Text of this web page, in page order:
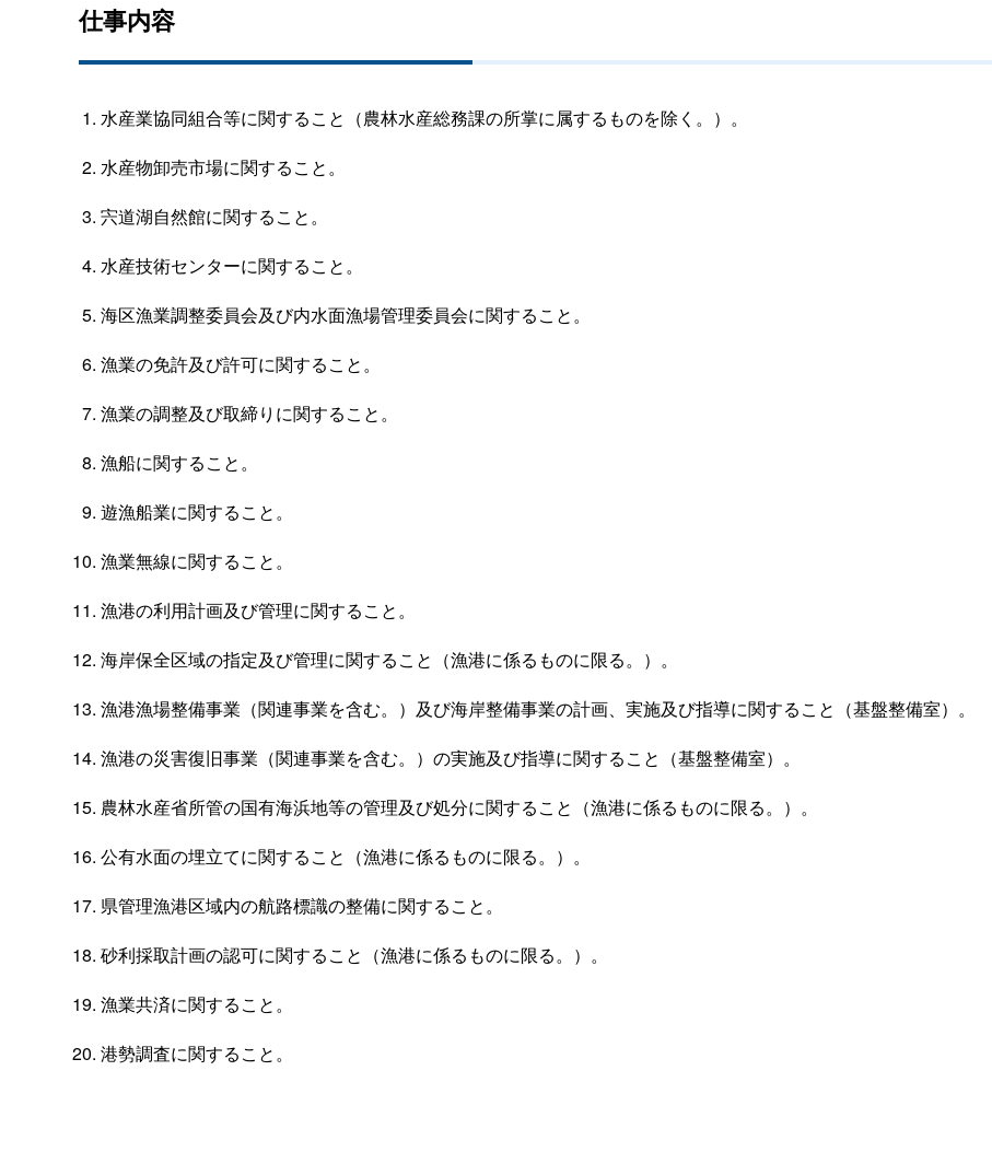
仕事内容
水産業協同組合等に関すること（農林水産総務課の所掌に属するものを除く。）。
水産物卸売市場に関すること。
宍道湖自然館に関すること。
水産技術センターに関すること。
海区漁業調整委員会及び内水面漁場管理委員会に関すること。
漁業の免許及び許可に関すること。
漁業の調整及び取締りに関すること。
漁船に関すること。
遊漁船業に関すること。
漁業無線に関すること。
漁港の利用計画及び管理に関すること。
海岸保全区域の指定及び管理に関すること（漁港に係るものに限る。）。
漁港漁場整備事業（関連事業を含む。）及び海岸整備事業の計画、実施及び指導に関すること（基盤整備室）。
漁港の災害復旧事業（関連事業を含む。）の実施及び指導に関すること（基盤整備室）。
農林水産省所管の国有海浜地等の管理及び処分に関すること（漁港に係るものに限る。）。
公有水面の埋立てに関すること（漁港に係るものに限る。）。
県管理漁港区域内の航路標識の整備に関すること。
砂利採取計画の認可に関すること（漁港に係るものに限る。）。
漁業共済に関すること。
港勢調査に関すること。